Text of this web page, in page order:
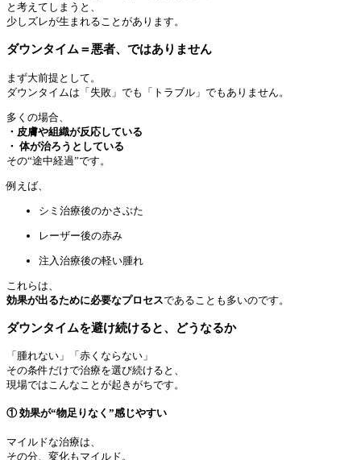
と考えてしまうと、
少しズレが生まれることがあります。
ダウンタイム＝悪者、ではありません
まず大前提として。
ダウンタイムは「失敗」でも「トラブル」でもありません。
多くの場合、
・皮膚や組織が反応している
・ 体が治ろうとしている
その“途中経過”です。
例えば、
シミ治療後のかさぶた
レーザー後の赤み
注入治療後の軽い腫れ
これらは、
効果が出るために必要なプロセスであることも多いのです。
ダウンタイムを避け続けると、どうなるか
「腫れない」「赤くならない」
その条件だけで治療を選び続けると、
現場ではこんなことが起きがちです。
① 効果が“物足りなく”感じやすい
マイルドな治療は、
その分、変化もマイルド。